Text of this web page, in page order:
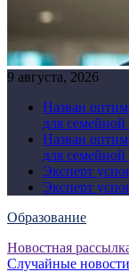
9 августа, 2026
Назван
для семейной
Назван
для семейной
Эксперт
Эксперт
Образование
Новостная
Случайные новости